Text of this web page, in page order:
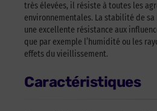
très élevées, il résiste à toutes les
environnementales. La stabilité de
une excellente résistance aux
que par exemple l’humidité ou les
effets du vieillissement.
Caractéristiques